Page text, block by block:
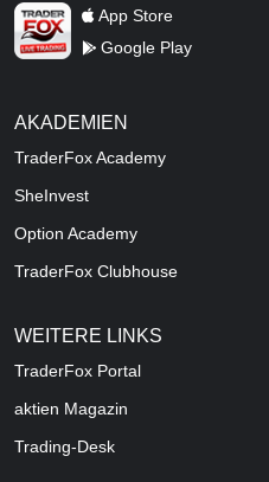
TraderFox Live Trading
App Store
Google Play
AKADEMIEN
TraderFox Academy
SheInvest
Option Academy
TraderFox Clubhouse
WEITERE LINKS
TraderFox Portal
aktien Magazin
Trading-Desk